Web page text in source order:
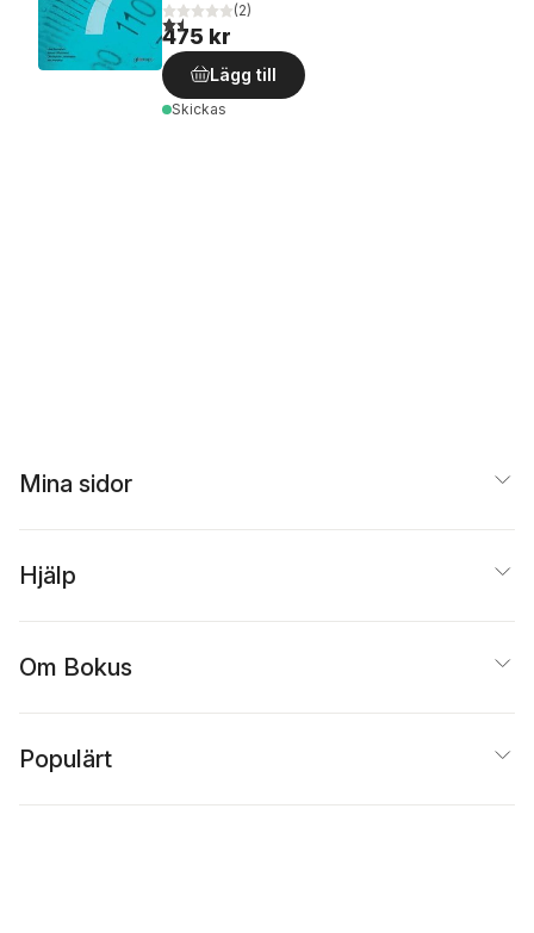
1,5utav 5 stjärnor. Totalt antal röster:
(2)
475 kr
Lägg till
Skickas
Mina sidor
Hjälp
Om Bokus
Populärt